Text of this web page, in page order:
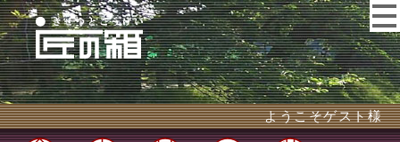
ようこそゲスト様